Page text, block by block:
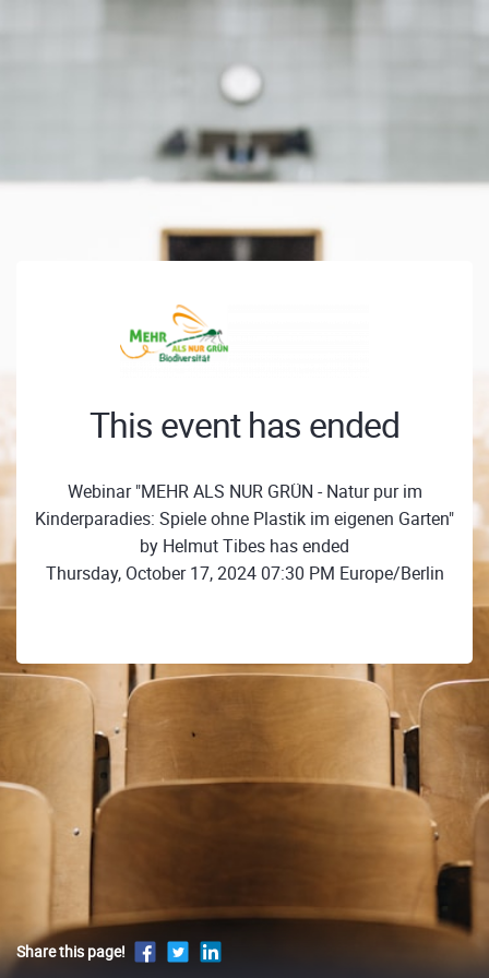
This event has ended
Webinar "MEHR ALS NUR GRÜN - Natur pur im
Kinderparadies: Spiele ohne Plastik im eigenen Garten"
by Helmut Tibes has ended
Thursday, October 17, 2024 07:30 PM Europe/Berlin
Share this page!